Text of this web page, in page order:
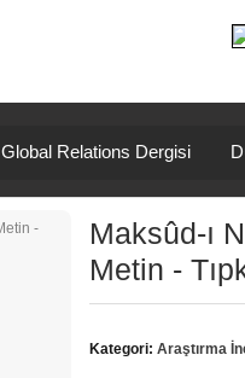
Global Relations Dergisi
Maksûd-ı
Metin -
Kategori: Araştırma